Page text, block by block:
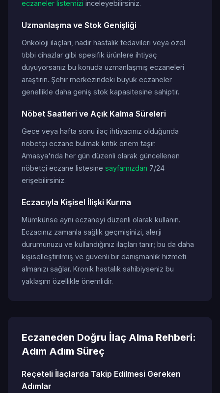
eczaneler listemizi inceleyebilirsiniz.
Uzmanlaşma ve Stok Genişliği
Onkoloji ilaçları, nadir hastalık tedavileri veya özel
tıbbi cihazlar gibi spesifik ürünlere ihtiyaç
duyuyorsanız bu konuda uzmanlaşmış eczaneleri
araştırın. Şehir merkezindeki büyük eczaneler
genellikle daha geniş stok kapasitesine sahiptir.
Nöbet Saatleri ve Açık Kalma Süreleri
Gece veya hafta sonu ilaç ihtiyacınız olduğunda
nöbetçi eczane bulmak kritik önem taşır.
Amasya'nda her gün düzenli olarak güncellenen
nöbetçi eczane listesine sayfamızdan 7/24
erişebilirsiniz.
Eczacıyla Kişisel İlişki Kurma
Mümkünse aynı eczaneyi düzenli olarak kullanın.
Eczacınız zamanla sağlık geçmişinizi, alerji
durumunuzu ve kullandığınız ilaçları tanır; bu da daha
kişiselleştirilmiş ve güvenli bir danışmanlık hizmeti
almanızı sağlar. Kronik hastalık sahibiyseniz bu
yaklaşım özellikle önemlidir.
Eczaneden Doğru İlaç Alma Rehberi:
Adım Adım Süreç
Reçeteli İlaçlarda Takip Edilmesi Gereken
Adımlar